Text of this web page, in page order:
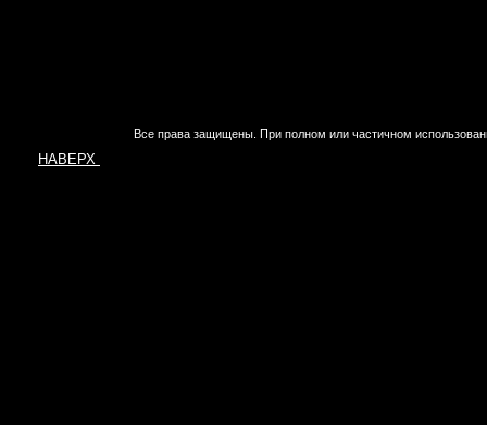
Все права защищены. При полном или частичном
НАВЕРХ